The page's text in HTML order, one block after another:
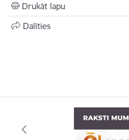
Drukāt lapu
Dalīties